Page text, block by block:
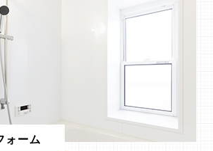
ォーム